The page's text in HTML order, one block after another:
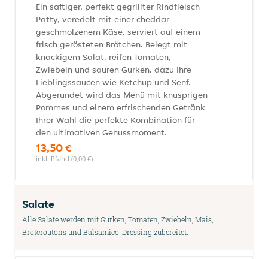
Ein saftiger, perfekt gegrillter Rindfleisch-
Patty, veredelt mit einer cheddar
geschmolzenem Käse, serviert auf einem
frisch gerösteten Brötchen. Belegt mit
knackigem Salat, reifen Tomaten,
Zwiebeln und sauren Gurken, dazu Ihre
Lieblingssaucen wie Ketchup und Senf.
Abgerundet wird das Menü mit knusprigen
Pommes und einem erfrischenden Getränk
Ihrer Wahl die perfekte Kombination für
den ultimativen Genussmoment.
13,50 €
inkl. Pfand (0,00 €)
Salate
Alle Salate werden mit Gurken, Tomaten, Zwiebeln, Mais,
Brotcroutons und Balsamico-Dressing zubereitet.